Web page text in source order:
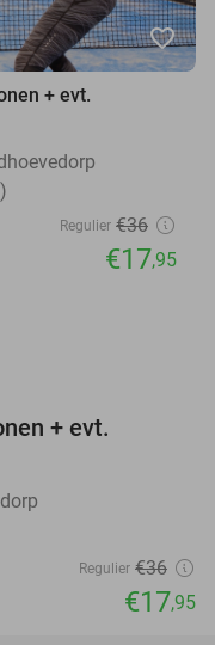
favorite_border
+ evt.
Regulier €36
€17,95
+ evt.
Regulier €36
€17,95